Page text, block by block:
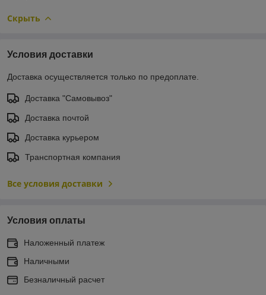
Скрыть
Условия доставки
Доставка осуществляется только по предоплате.
Доставка "Самовывоз"
Доставка почтой
Доставка курьером
Транспортная компания
Все условия доставки
Условия оплаты
Наложенный платеж
Наличными
Безналичный расчет